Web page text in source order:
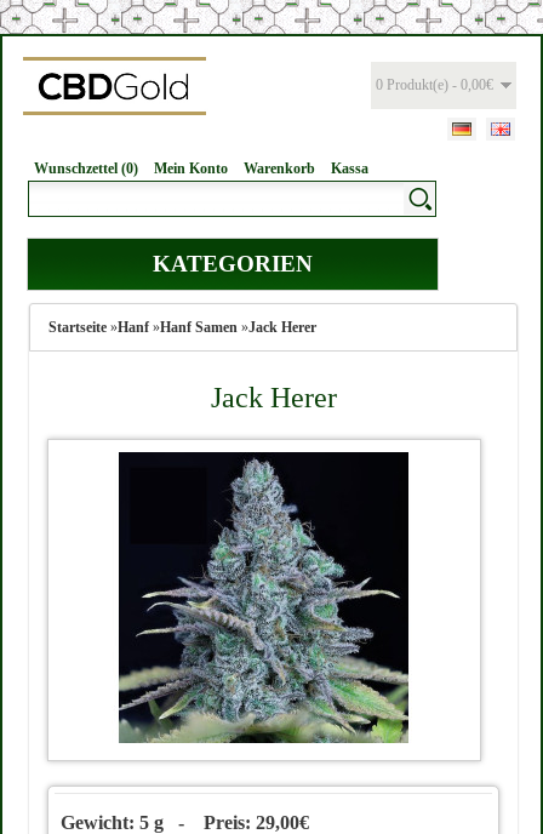
0 Produkt(e) - 0,00€
Wunschzettel (0) Mein Konto Warenkorb Kassa
KATEGORIEN
Startseite »Hanf »Hanf Samen »Jack Herer
Jack Herer
Gewicht: 5 g - Preis: 29,00€